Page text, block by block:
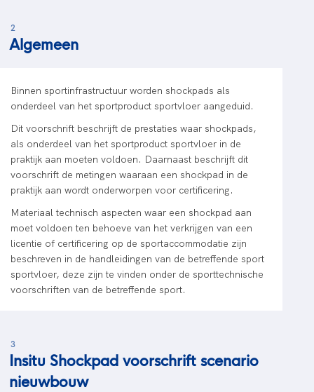
2
Algemeen
Binnen sportinfrastructuur worden shockpads als
onderdeel van het sportproduct sportvloer aangeduid.
Dit voorschrift beschrijft de prestaties waar shockpads,
als onderdeel van het sportproduct sportvloer in de
praktijk aan moeten voldoen. Daarnaast beschrijft dit
voorschrift de metingen waaraan een shockpad in de
praktijk aan wordt onderworpen voor certificering.
Materiaal technisch aspecten waar een shockpad aan
moet voldoen ten behoeve van het verkrijgen van een
licentie of certificering op de sportaccommodatie zijn
beschreven in de handleidingen van de betreffende sport
sportvloer, deze zijn te vinden onder de sporttechnische
voorschriften van de betreffende sport.
3
Insitu Shockpad voorschrift scenario
nieuwbouw